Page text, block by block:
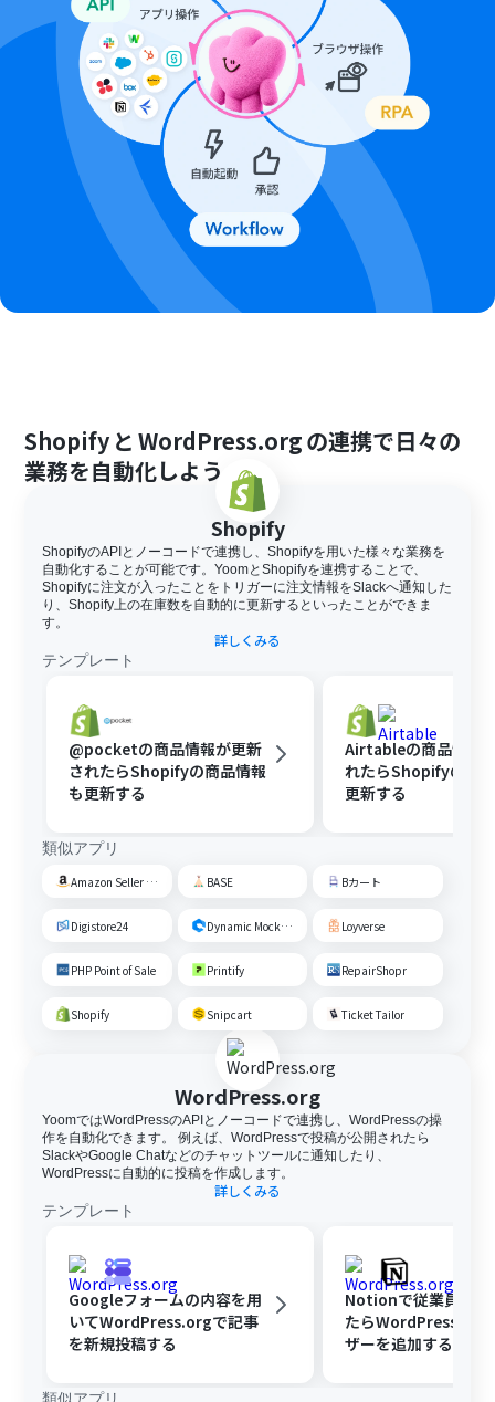
Shopify と WordPress.orgの連携で日々の
業務を自動化しよう
Shopify
ShopifyのAPIとノーコードで連携し、Shopifyを用いた様々な業務を
自動化することが可能です。YoomとShopifyを連携することで、
Shopifyに注文が入ったことをトリガーに注文情報をSlackへ通知した
り、Shopify上の在庫数を自動的に更新するといったことができま
す。
詳しくみる
テンプレート
@pocketの商品情報が更新
されたらShopifyの商品情報
も更新する
Airtableの商品情報
れたらShopifyの商
更新する
類似アプリ
Amazon Seller Central BASE Bカート
Digistore24 Dynamic Mockups Loyverse
PHP Point of Sale Printify RepairShopr
Shopify Snipcart Ticket Tailor
WordPress.org
YoomではWordPressのAPIとノーコードで連携し、WordPressの操
作を自動化できます。 例えば、WordPressで投稿が公開されたら
SlackやGoogle Chatなどのチャットツールに通知したり、
WordPressに自動的に投稿を作成します。
詳しくみる
テンプレート
Googleフォームの内容を用
いてWordPress.orgで記事
を新規投稿する
Notionで従業員が登
たらWordPress.org
ザーを追加する